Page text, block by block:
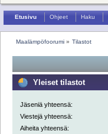
Etusivu Ohjeet Haku
Maalämpöfoorumi» Tilastot
Yleiset tilastot
Jäseniä yhteensä:
Viestejä yhteensä:
Aiheita yhteensä: